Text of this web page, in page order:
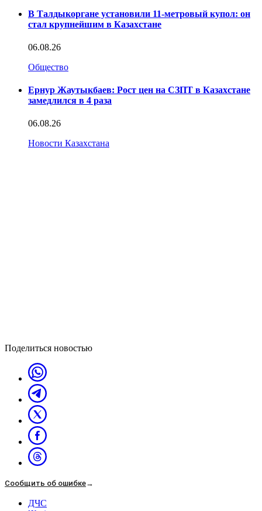
В Талдыкоргане установили 11-метровый купол: он
стал крупнейшим в Казахстане
06.08.26
Общество
Ернур Жаутыкбаев: Рост цен на СЗПТ в Казахстане
замедлился в 4 раза
06.08.26
Новости Казахстана
Поделиться новостью
Сообщить об ошибке→
ДЧС